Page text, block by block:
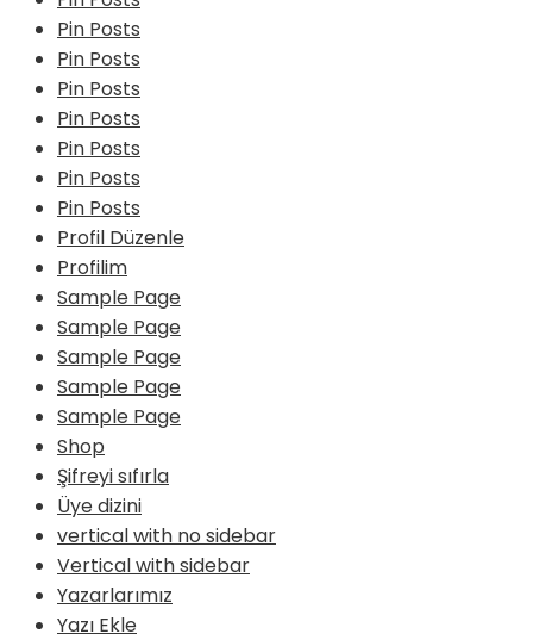
Pin Posts
Pin Posts
Pin Posts
Pin Posts
Pin Posts
Pin Posts
Pin Posts
Profil Düzenle
Profilim
Sample Page
Sample Page
Sample Page
Sample Page
Sample Page
Shop
Şifreyi sıfırla
Üye dizini
vertical with no sidebar
Vertical with sidebar
Yazarlarımız
Yazı Ekle